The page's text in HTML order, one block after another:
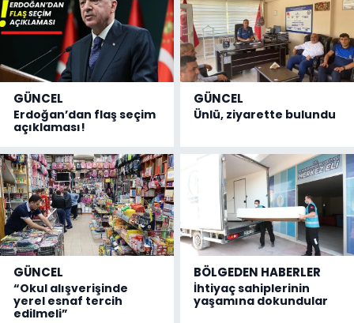
GÜNCEL
Erdoğan’dan flaş seçim
açıklaması!
GÜNCEL
Ünlü, ziyarette bulundu
GÜNCEL
“Okul alışverişinde
yerel esnaf tercih
edilmeli”
BÖLGEDEN HABERLER
İhtiyaç sahiplerinin
yaşamına dokundular